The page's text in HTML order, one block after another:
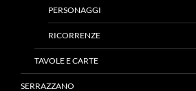
PERSONAGGI
RICORRENZE
TAVOLE E CARTE
SERRAZZANO